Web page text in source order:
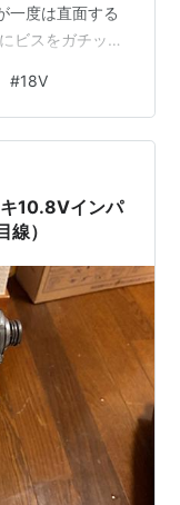
一度は直面する
ビスをガチッと
イバーだとヘ
うしてもビスが
（笑）。 ネジ頭
め込めばデリ
と割れちまうべ
#18V
10.8Vインパ
）